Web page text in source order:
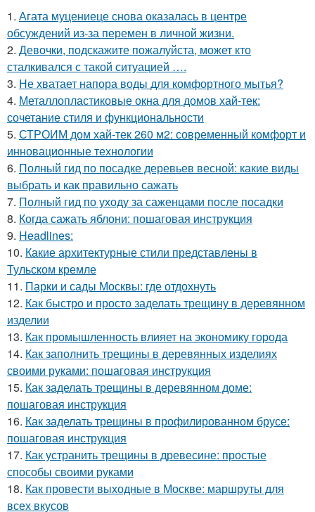
1. Агата муцениеце снова оказалась в центре
обсуждений из-за перемен в личной жизни.
2. Девочки, подскажите пожалуйста, может кто
сталкивался с такой ситуацией ….
3. Не хватает напора воды для комфортного мытья?
4. Металлопластиковые окна для домов хай-тек:
сочетание стиля и функциональности
5. СТРОИМ дом хай-тек 260 м2: современный комфорт и
инновационные технологии
6. Полный гид по посадке деревьев весной: какие виды
выбрать и как правильно сажать
7. Полный гид по уходу за саженцами после посадки
8. Когда сажать яблони: пошаговая инструкция
9. Headlines:
10. Какие архитектурные стили представлены в
Тульском кремле
11. Парки и сады Москвы: где отдохнуть
12. Как быстро и просто заделать трещину в деревянном
изделии
13. Как промышленность влияет на экономику города
14. Как заполнить трещины в деревянных изделиях
своими руками: пошаговая инструкция
15. Как заделать трещины в деревянном доме:
пошаговая инструкция
16. Как заделать трещины в профилированном брусе:
пошаговая инструкция
17. Как устранить трещины в древесине: простые
способы своими руками
18. Как провести выходные в Москве: маршруты для
всех вкусов